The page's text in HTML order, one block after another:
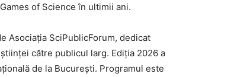
Publică gratuit anunțul tău!
Emisiuni
Prelucrarea datelor cu caracter personal
of Science în ultimii ani.
Asociația SciPublicForum, dedicat
către publicul larg. Ediția 2026 a
de la București. Programul este